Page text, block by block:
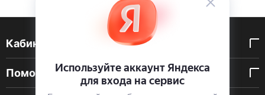
Кабинет покупателя
Помощь покупателю